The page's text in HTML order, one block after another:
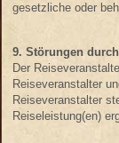
gesetzliche oder
9. Störungen
Der
Reiseveranstalter
Reiseveranstalter
Reiseleistung(en)